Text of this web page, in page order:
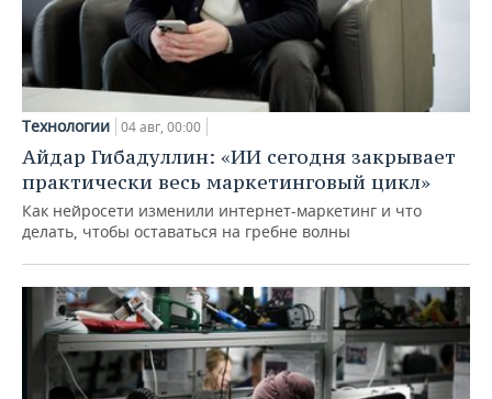
Технологии 04 авг, 00:00
Айдар Гибадуллин: «ИИ сегодня закрывает
практически весь маркетинговый цикл»
Как нейросети изменили интернет-маркетинг и что
делать, чтобы оставаться на гребне волны